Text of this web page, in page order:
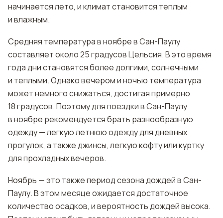
начинается лето, и климат становится теплым
и влажным.
Средняя температура в ноябре в Сан-Паулу
составляет около 25 градусов Цельсия. В это время
года дни становятся более долгими, солнечными
и теплыми. Однако вечером и ночью температура
может немного снижаться, достигая примерно
18 градусов. Поэтому для поездки в Сан-Паулу
в ноябре рекомендуется брать разнообразную
одежду — легкую летнюю одежду для дневных
прогулок, а также джинсы, легкую кофту или куртку
для прохладных вечеров.
Ноябрь — это также период сезона дождей в Сан-
Паулу. В этом месяце ожидается достаточное
количество осадков, и вероятность дождей высока.